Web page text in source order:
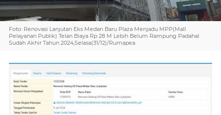
Foto: Renovasi Lanjutan Eks Medan Baru Plaza Menjadu MPP(Mall
Pelayanan Publik) Telan Biaya Rp 28 M Lebih Belum Rampung Padahal
Sudah Akhir Tahun 2024,Selasa(31/12)/Rumapea